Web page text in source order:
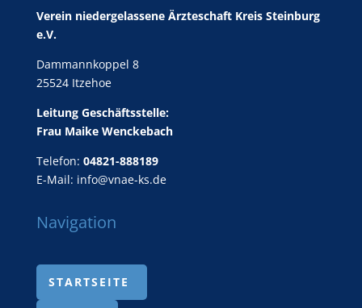
Verein niedergelassene Ärzteschaft Kreis Steinburg
e.V.
Dammannkoppel 8
25524 Itzehoe
Leitung Geschäftsstelle:
Frau Maike Wenckebach
Telefon: 04821-888189
E-Mail: info@vnae-ks.de
Navigation
STARTSEITE